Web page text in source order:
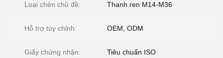
Loại chèn chủ đề: Thanh ren M14-M36
Hỗ trợ tùy chỉnh: OEM, ODM
Giấy chứng nhận: Tiêu chuẩn ISO